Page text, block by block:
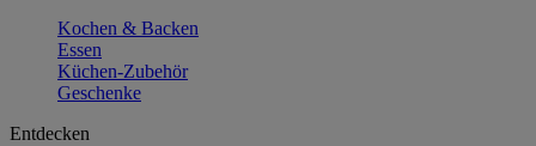
Kochen & Backen
Essen
Küchen-Zubehör
Geschenke
Entdecken